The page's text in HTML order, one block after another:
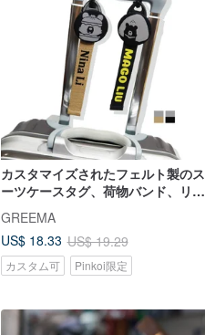
カスタマイズされたフェルト製のス
ーツケースタグ、荷物バンド、リュ
熊一波のイラスト反射胸章
GREEMA
US$ 18.33 US$ 19.29
カスタム可 Pinkoi限定